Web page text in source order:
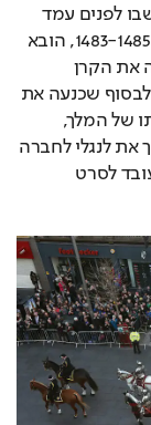
העיר לסטר. התברר שהחניון הוקם על שטח שבו לפנים עמד
מנזר מהמאה ה-13, ובו ריצ'רד, שמלך בשנים 1483-1485, הובא
למנוחות לאחר נפילתו בקרב. ב-2009 הקימה את הקרן
"מחפשים את ריצ'רד", גייסה 33 אלף ליש"ט, ולבסוף שכנעה את
הרשויות להתחיל לחפור. 527 שנה בדיוק למותו של המלך,
החלה החפירה הדרמטית. גילוי השרידים הפך את לנגלי לחברה
במסדר האימפריה הבריטית, והסיפור שלה עובד לסרט